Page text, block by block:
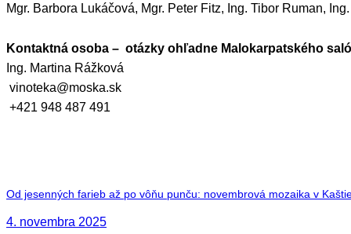
Mgr. Barbora Lukáčová, Mgr. Peter Fitz, Ing. Tibor Ruman,
Kontaktná osoba – otázky ohľadne Malokarpatského
Ing. Martina Rážková
vinoteka@moska.sk
+421 948 487 491
Navigácia
Previous
post:
Od jesenných farieb až po vôňu punču: novembrová mozaika v
4. novembra 2025